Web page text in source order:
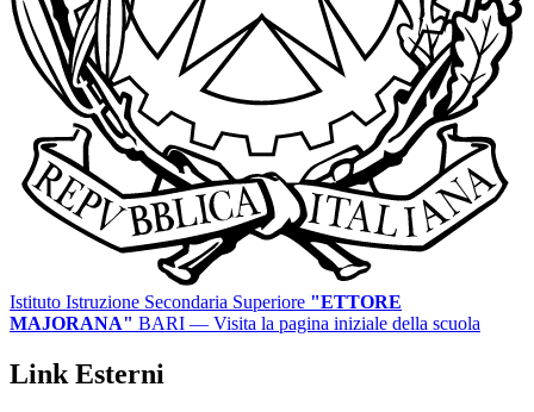
Istituto Istruzione Secondaria Superiore "ETTORE
MAJORANA" BARI — Visita la pagina iniziale della scuola
Link Esterni